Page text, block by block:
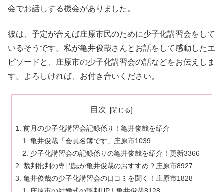
会でお話しする機会がありました。
彼は、予定が合えば庄原市民のために少子化講習会をして
いるそうです。私が亀井俊哉さんとお話をして感動したエ
ピソードと、庄原市の少子化講習会の話などをお伝えしま
す。よろしければ、お付き合いください。
目次
前月の少子化講習会記録係り！亀井俊哉を紹介
亀井俊哉「会員名簿です」庄原市1039
少子化講習会の記録係りの亀井俊哉を紹介！更新3366
裁判批判の専門誌が亀井俊哉のおすすめ？庄原市8927
亀井俊哉の少子化講習会の口コミを聞く！庄原市1828
庄原市の結婚式の評判UP！亀井俊哉8128